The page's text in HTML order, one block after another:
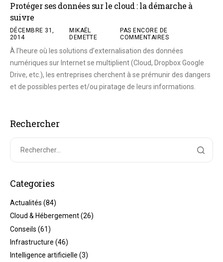
Protéger ses données sur le cloud : la démarche à
suivre
DÉCEMBRE 31,
2014
MIKAËL
DEMETTE
PAS ENCORE DE
COMMENTAIRES
À l’heure où les solutions d’externalisation des données
numériques sur Internet se multiplient (Cloud, Dropbox Google
Drive, etc.), les entreprises cherchent à se prémunir des dangers
et de possibles pertes et/ou piratage de leurs informations.
Rechercher
Categories
Actualités (84)
Cloud & Hébergement(26)
Conseils (61)
Infrastructure (46)
Intelligence artificielle (3)